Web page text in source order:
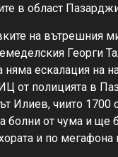
в област
на вътрешния
Георги
ескалация на
от полицията в
Илиев, чиито 1700
болни от чума и ще
и по мегафона